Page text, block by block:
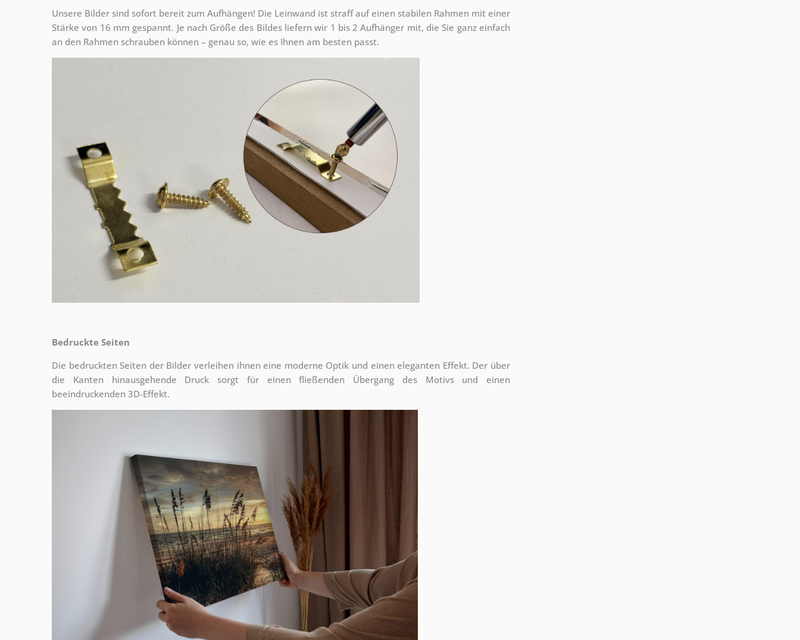
Unsere Bilder sind sofort bereit zum Aufhängen! Die Leinwand ist straff auf einen stabilen Rahmen mit einer
Stärke von 16 mm gespannt. Je nach Größe des Bildes liefern wir 1 bis 2 Aufhänger mit, die Sie ganz einfach
an den Rahmen schrauben können – genau so, wie es Ihnen am besten passt.
Bedruckte Seiten
Die bedruckten Seiten der Bilder verleihen ihnen eine moderne Optik und einen eleganten Effekt. Der über
die Kanten hinausgehende Druck sorgt für einen fließenden Übergang des Motivs und einen
beeindruckenden 3D-Effekt.